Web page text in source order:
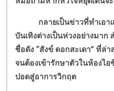
กลายเป็นข่าวที่ทำเอาแ
บันเทิงต่างเป็นห่วงอย่างมาก
ชื่อดัง “สังข์ ดอกสะเดา” ที่ล่
จนต้องเข้ารักษาตัวในห้องไอ
ปอดสู่อาการวิกฤต